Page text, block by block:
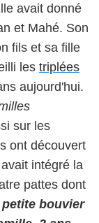
avait donné
et Mahé. Son
fils et sa fille
les triplées
aujourd'hui.
sur les
ont découvert
intégré la
pattes dont
bouvier